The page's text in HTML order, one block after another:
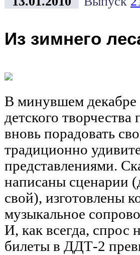
Из зимнего
В минувшем декабре
детского
вновь порадовать
традиционно
представлениями.
написаны сценарии
свой), изготовлены
музыкальное
И, как всегда, спрос
билеты в ДДТ-2